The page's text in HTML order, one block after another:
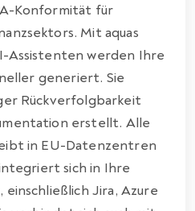
Konformität für
Mit aquas
Assistenten werden Ihre
generiert. Sie
Rückverfolgbarkeit
erstellt. Alle
in EU-Datenzentren
sich in Ihre
Jira, Azure